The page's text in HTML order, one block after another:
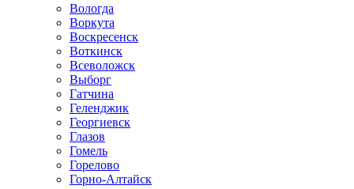
Вологда
Воркута
Воскресенск
Воткинск
Всеволожск
Выборг
Гатчина
Геленджик
Георгиевск
Глазов
Гомель
Горелово
Горно-Алтайск